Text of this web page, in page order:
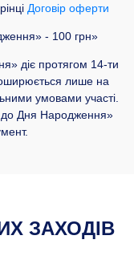
Договір оферти
- 100 грн»
діє протягом 14-ти
лише на
умовами участі.
до Дня Народження»
ЗАХОДІВ